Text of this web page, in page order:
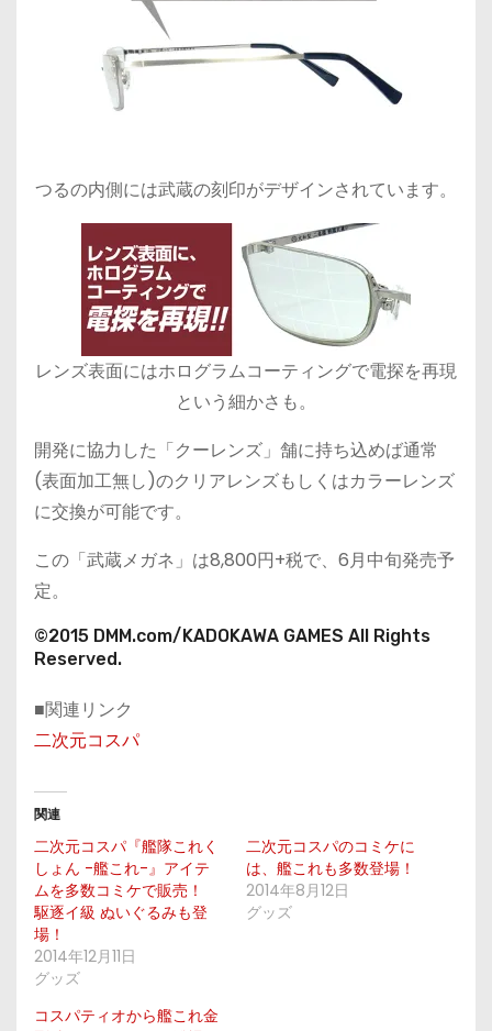
つるの内側には武蔵の刻印がデザインされています。
レンズ表面にはホログラムコーティングで電探を再現
という細かさも。
開発に協力した「クーレンズ」舗に持ち込めば通常
(表面加工無し)のクリアレンズもしくはカラーレンズ
に交換が可能です。
この「武蔵メガネ」は8,800円+税で、6月中旬発売予
定。
©2015 DMM.com/KADOKAWA GAMES All Rights
Reserved.
■関連リンク
二次元コスパ
関連
二次元コスパ『艦隊これく
しょん -艦これ-』アイテ
ムを多数コミケで販売！
駆逐イ級 ぬいぐるみも登
場！
2014年12月11日
グッズ
二次元コスパのコミケに
は、艦これも多数登場！
2014年8月12日
グッズ
コスパティオから艦これ金